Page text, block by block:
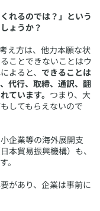
れるのでは？」という
ょうか？
え方は、他力本願な状
ことできないことはウ
よると、 できることは
代行、取締、通訳、翻
ています。 つまり、大
してもらえないので
企業等の海外展開支
本貿易振興機構）も、
。
があり、企業は事前に